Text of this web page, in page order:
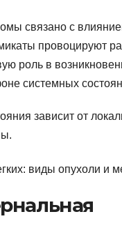
связано с
провоцируют
роль в
системных
зависит от